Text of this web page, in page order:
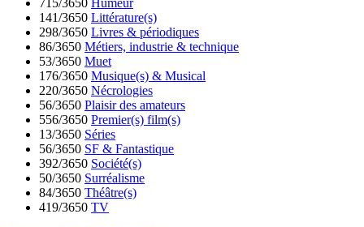
715/3650 Humeur
141/3650 Littérature(s)
298/3650 Livres & périodiques
86/3650 Métiers, industrie & technique
53/3650 Muet
176/3650 Musique(s) & Musical
220/3650 Nécrologies
56/3650 Plaisir des amateurs
556/3650 Premier(s) film(s)
13/3650 Séries
56/3650 SF & Fantastique
392/3650 Société(s)
50/3650 Surréalisme
84/3650 Théâtre(s)
419/3650 TV